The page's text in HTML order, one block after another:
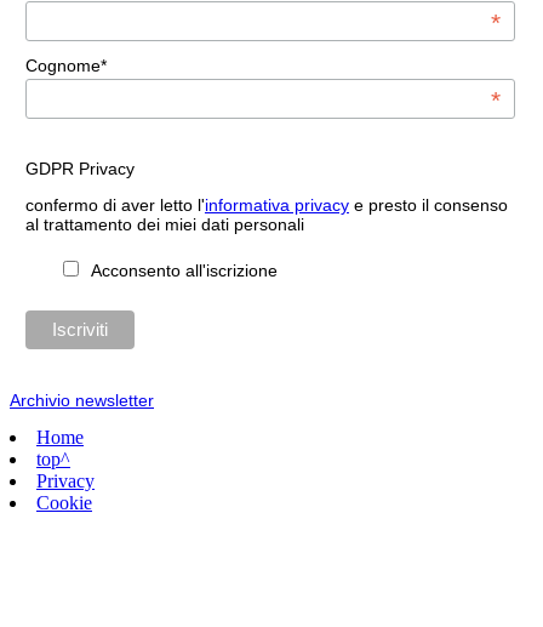
*
Cognome*
*
GDPR Privacy
confermo di aver letto l'informativa privacye presto il consenso
al trattamento dei miei dati personali
Acconsento all'iscrizione
Archivio newsletter
Home
top^
Privacy
Cookie